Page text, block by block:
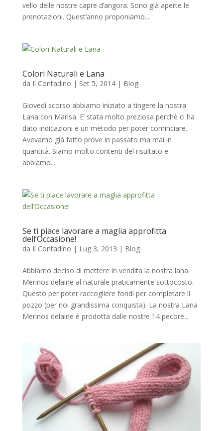
vello delle nostre capre d’angora. Sono già aperte le
prenotazioni. Quest’anno proponiamo...
Colori Naturali e Lana
da Il Contadino | Set 5, 2014| Blog
Giovedì scorso abbiamo iniziato a tingere la nostra
Lana con Marisa. E’ stata molto preziosa perchè ci ha
dato indicazioni e un metodo per poter cominciare.
Avevamo già fatto prove in passato ma mai in
quantità. Siamo molto contenti del risultato e
abbiamo...
Se ti piace lavorare a maglia approfitta
dell’Occasione!
da Il Contadino | Lug 3, 2013 | Blog
Abbiamo deciso di mettere in vendita la nostra lana
Merinos delaine al naturale praticamente sottocosto.
Questo per poter raccogliere fondi per completare il
pozzo (per noi grandissima conquista). La nostra Lana
Merinos delaine è prodotta dalle nostre 14 pecore...